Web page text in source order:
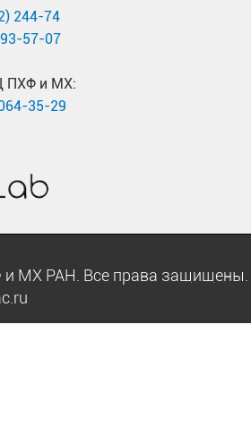
244-74
57-07
ПХФ и МХ:
35-29
и МХ РАН. Все права